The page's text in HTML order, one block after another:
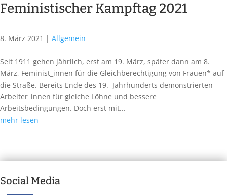
Feministischer Kampftag 2021
8. März 2021 | Allgemein
Seit 1911 gehen jährlich, erst am 19. März, später dann am 8.
März, Feminist_innen für die Gleichberechtigung von Frauen* auf
die Straße. Bereits Ende des 19. Jahrhunderts demonstrierten
Arbeiter_innen für gleiche Löhne und bessere
Arbeitsbedingungen. Doch erst mit...
mehr lesen
Social Media